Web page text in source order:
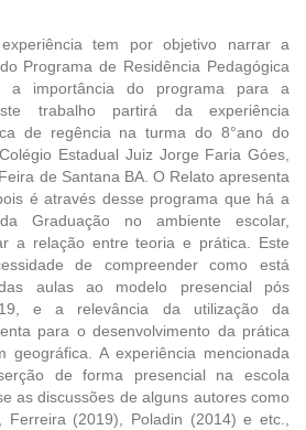
tem por objetivo narrar a
Programa de Residência Pedagógica
a importância do programa para a
trabalho partirá da experiência
de regência na turma do 8°ano do
Estadual Juiz Jorge Faria Góes,
de Santana BA. O Relato apresenta
é através desse programa que há a
Graduação no ambiente escolar,
a relação entre teoria e prática. Este
de compreender como está
aulas ao modelo presencial pós
19, e a relevância da utilização da
para o desenvolvimento da prática
geográfica. A experiência mencionada
de forma presencial na escola
as discussões de alguns autores como
(2019), Poladin (2014) e etc.,